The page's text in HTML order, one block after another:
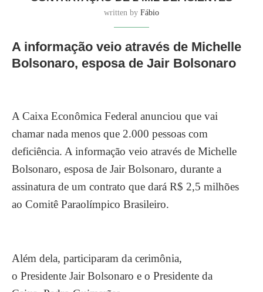
written by Fábio
A informação veio através de Michelle
Bolsonaro, esposa de Jair Bolsonaro
A Caixa Econômica Federal anunciou que vai
chamar nada menos que 2.000 pessoas com
deficiência. A informação veio através de Michelle
Bolsonaro, esposa de Jair Bolsonaro, durante a
assinatura de um contrato que dará R$ 2,5 milhões
ao Comitê Paraolímpico Brasileiro.
Além dela, participaram da cerimônia,
o Presidente Jair Bolsonaro e o Presidente da